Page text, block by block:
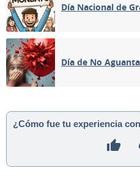
Día Nacional de
Día de No
¿Cómo fue tu experiencia